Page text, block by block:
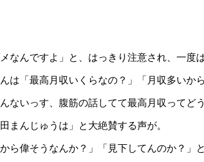
んですよ」と、はっきり注意され、一度
「最高月収いくらなの？」「月収多いか
いっす、腹筋の話してて最高月収ってど
まんじゅうは」と大絶賛する声が。
ら偉そうなんか？」「見下してんのか？